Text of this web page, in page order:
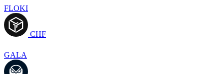
FLOKI
CHF
GALA